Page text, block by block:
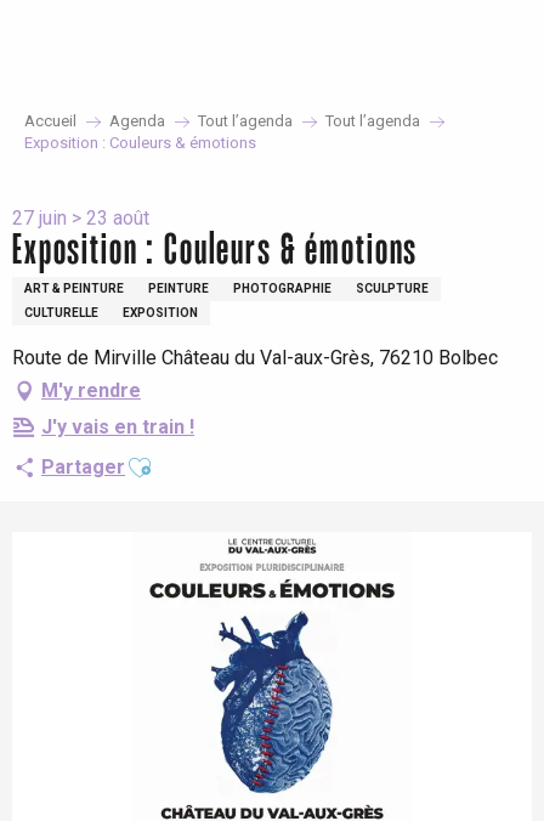
Accueil Agenda Tout l’agenda
Tout l’agenda
Exposition : Couleurs & émotions
27 juin > 23 août
Exposition : Couleurs & émotions
ART & PEINTURE PEINTURE PHOTOGRAPHIE
SCULPTURE
CULTURELLE
EXPOSITION
Route de Mirville Château du Val-aux-Grès, 76210 Bolbec
M'y rendre
J'y vais en train !
Partager Ajouter aux favoris